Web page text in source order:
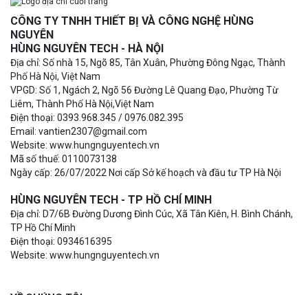
CÔNG TY TNHH THIẾT BỊ VÀ CÔNG NGHỆ HÙNG
NGUYÊN
HÙNG NGUYÊN TECH - HÀ NỘI
Địa chỉ: Số nhà 15, Ngõ 85, Tân Xuân, Phường Đông Ngạc, Thành
Phố Hà Nội, Việt Nam
VPGD: Số 1, Ngách 2, Ngõ 56 Đường Lê Quang Đạo, Phường Từ
Liêm, Thành Phố Hà Nội,Việt Nam
Điện thoại: 0393.968.345 / 0976.082.395
Email: vantien2307@gmail.com
Website: www.hungnguyentech.vn
Mã số thuế: 0110073138
Ngày cấp: 26/07/2022 Nơi cấp Sở kế hoạch và đầu tư TP Hà Nội
HÙNG NGUYÊN TECH - TP HỒ CHÍ MINH
Địa chỉ: D7/6B Đường Dương Đình Cúc, Xã Tân Kiên, H. Bình Chánh,
TP Hồ Chí Minh
Điện thoại: 0934616395
Website: www.hungnguyentech.vn